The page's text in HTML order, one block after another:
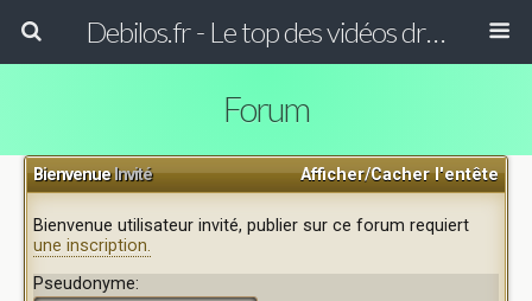
Debilos.fr - Le top des vidéos drôles du WEB !
Forum
BienvenueInvité Afficher/Cacher l'entête
Bienvenue utilisateur invité, publier sur ce forum requiert
une inscription.
Pseudonyme: